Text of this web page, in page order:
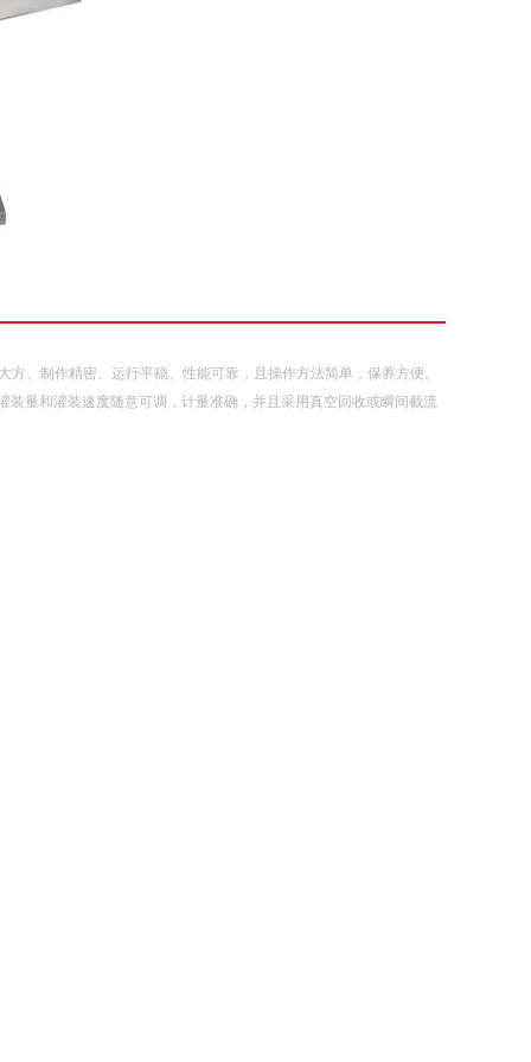
、制作精密、运行平稳、性能可靠，且操作方法简单，保养方便。
量和灌装速度随意可调，计量准确，并且采用真空回收或瞬间截流